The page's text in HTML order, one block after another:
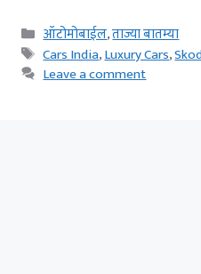
Categories
ऑटोमोबाईल,ताज्या बातम्या
Tags
Cars India,Luxury Cars,
Leave a comment